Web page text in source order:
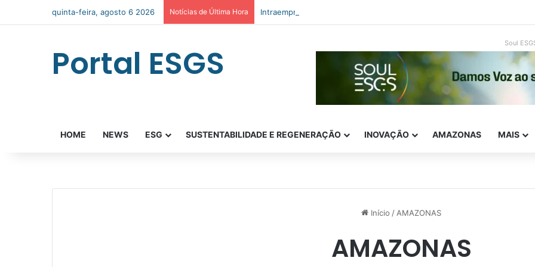
quinta-feira, agosto 6 2026 Notícias de Última Hora Intraempreendedorismo e ESG: como inovar com impacto real
Portal ESGS Soul
HOME NEWS ESG SUSTENTABILIDADE E REGENERAÇÃO INOVAÇÃO AMAZONAS MAIS
Início / AMAZONAS
AMAZONAS